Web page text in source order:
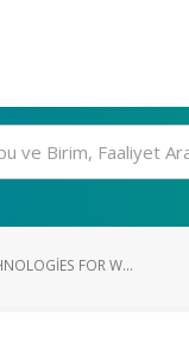
FOR W...